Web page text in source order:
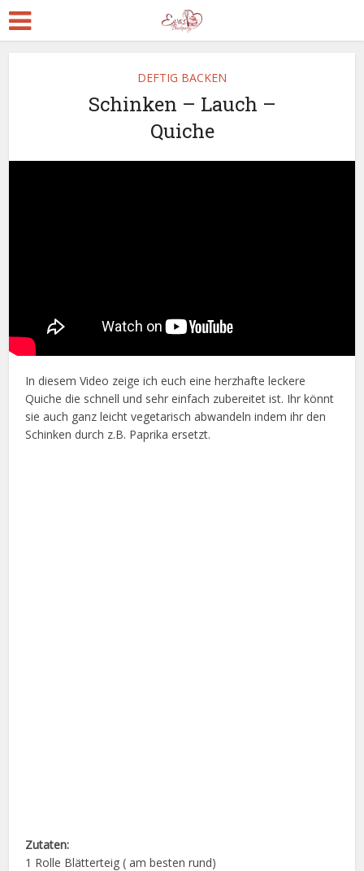
DEFTIG BACKEN
Schinken – Lauch –
Quiche
In diesem Video zeige ich euch eine herzhafte leckere
Quiche die schnell und sehr einfach zubereitet ist. Ihr könnt
sie auch ganz leicht vegetarisch abwandeln indem ihr den
Schinken durch z.B. Paprika ersetzt.
Zutaten:
1 Rolle Blätterteig ( am besten rund)